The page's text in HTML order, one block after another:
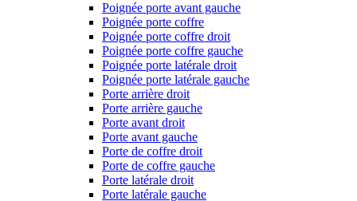
Poignée porte avant gauche
Poignée porte coffre
Poignée porte coffre droit
Poignée porte coffre gauche
Poignée porte latérale droit
Poignée porte latérale gauche
Porte arrière droit
Porte arrière gauche
Porte avant droit
Porte avant gauche
Porte de coffre droit
Porte de coffre gauche
Porte latérale droit
Porte latérale gauche